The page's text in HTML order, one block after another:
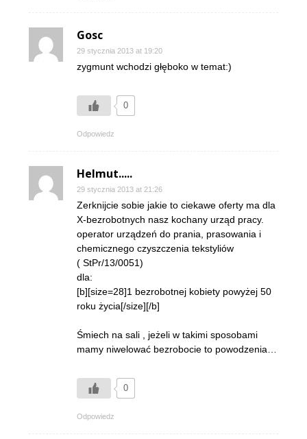
Gosc
29 stycznia 2013 at 19:20
zygmunt wchodzi głęboko w temat:)
0
Odpowiedz
Helmut.....
29 stycznia 2013 at 21:26
Zerknijcie sobie jakie to ciekawe oferty ma dla
X-bezrobotnych nasz kochany urząd pracy.
operator urządzeń do prania, prasowania i
chemicznego czyszczenia tekstyliów
( StPr/13/0051)
dla:
[b][size=28]1 bezrobotnej kobiety powyżej 50
roku życia[/size][/b]
Śmiech na sali , jeżeli w takimi sposobami
mamy niwelować bezrobocie to powodzenia…
0
Odpowiedz